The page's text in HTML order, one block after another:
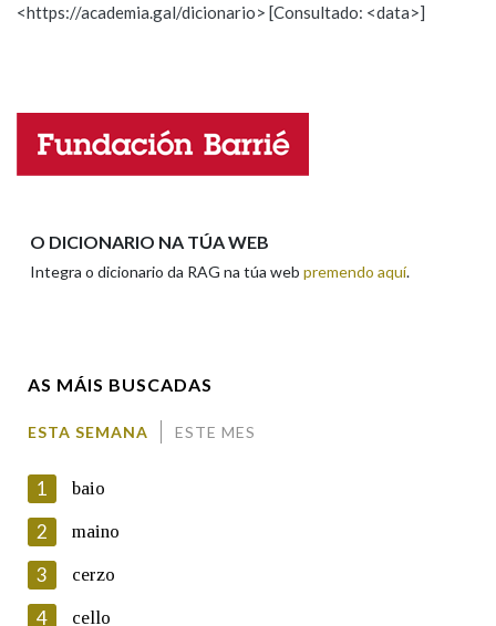
LIMPAR BUSCA
Propoño mellorar a definición
Nome
En cumprimento da normativa vixente en materia de
Protección de Datos de Carácter Persoal, a Real Academia
<https://academia.gal/dicionario> [Consultado: <data>]
O DICIONARIO NA TÚA WEB
Integra o dicionario da RAG na túa web premendo aquí.
AS MÁIS BUSCADAS
ESTA SEMANA ESTE MES
1 baio
2 maino
3 cerzo
4 cello